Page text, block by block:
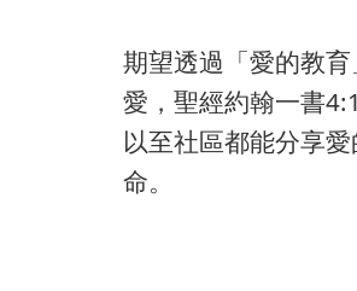
期望透過「愛的教
愛，聖經約翰一書
以至社區都能分享
命。